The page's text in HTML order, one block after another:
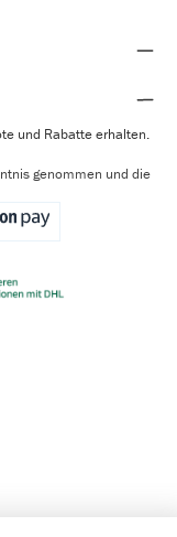
und Rabatte erhalten.
genommen und die